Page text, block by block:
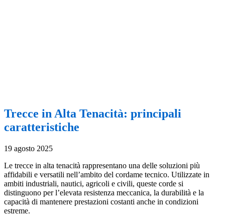
Trecce in Alta Tenacità: principali
caratteristiche
19 agosto 2025
Le trecce in alta tenacità rappresentano una delle soluzioni più
affidabili e versatili nell’ambito del cordame tecnico. Utilizzate in
ambiti industriali, nautici, agricoli e civili, queste corde si
distinguono per l’elevata resistenza meccanica, la durabilità e la
capacità di mantenere prestazioni costanti anche in condizioni
estreme.